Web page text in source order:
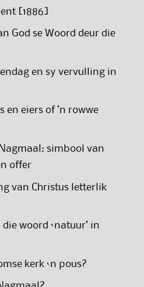
[1886]
God se Woord deur die
en sy vervulling in
en eiers of ’n rowwe
simbool van
offer
van Christus letterlik
die woord ‘natuur’ in
kerk ‘n pous?